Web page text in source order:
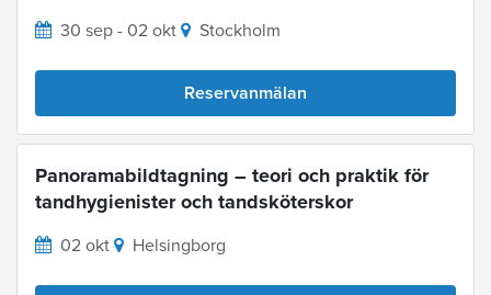
30 sep - 02 okt Stockholm
Reservanmälan
Panoramabildtagning – teori och praktik för
tandhygienister och tandsköterskor
02 okt Helsingborg